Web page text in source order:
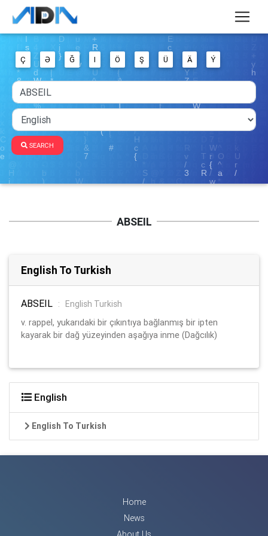
Ç Ə Ğ I Ö Ş Ü Ä Ý
SEARCH
ABSEIL
English To Turkish
ABSEIL :
English Turkish
v. rappel, yukarıdaki bir çıkıntıya bağlanmış bir ipten
kayarak bir dağ yüzeyinden aşağıya inme (Dağcılık)
English
English To Turkish
Home
News